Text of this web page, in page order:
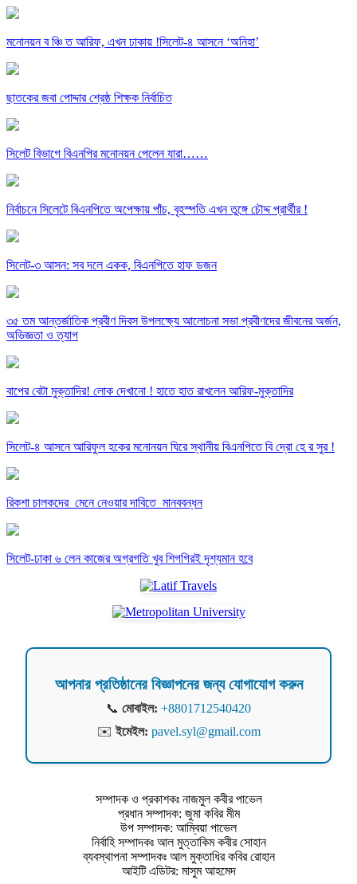
মনোনয়ন ব ঞ্চি ত আরিফ, এখন ঢাকায় !সিলেট-৪ আসনে ‘অনিহা’
ছাতকের জবা পোদ্দার শ্রেষ্ঠ শিক্ষক নির্বাচিত
সিলেট বিভাগে বিএনপির মনোনয়ন পেলেন যারা……
নির্বাচনে সিলেটে বিএনপিতে অপেক্ষায় পাঁচ, বৃহস্পতি এখন তুঙ্গে চৌদ্দ প্রার্থীর !
সিলেট-৩ আসন: সব দলে একক, বিএনপিতে হাফ ডজন
৩৫ তম আন্তর্জাতিক প্রবীণ দিবস উপলক্ষ্যে আলোচনা সভা প্রবীণদের জীবনের অর্জন,
অভিজ্ঞতা ও ত্যাগ
বাপের বেটা মুক্তাদির! লোক দেখানো ! হাতে হাত রাখলেন আরিফ-মুক্তাদির
সিলেট-৪ আসনে আরিফুল হকের মনোনয়ন ঘিরে স্থানীয় বিএনপিতে বি দ্রো হে র সুর !
রিকশা চালকদের মেনে নেওয়ার দাবিতে মানববন্ধন
সিলেট-ঢাকা ৬ লেন কাজের অগ্রগতি খুব শিগগিরই দৃশ্যমান হবে
আপনার প্রতিষ্ঠানের বিজ্ঞাপনের জন্য যোগাযোগ করুন
📞 মোবাইল: +8801712540420
✉️ইমেইল: pavel.syl@gmail.com
সম্পাদক ও প্রকাশকঃ নাজমুল কবীর পাভেল
প্রধান সম্পাদক: জুমা কবির মীম
উপ সম্পাদক: আম্বিয়া পাভেল
নির্বাহি সম্পাদকঃ আল মুত্তাকিম কবীর সোহান
ব্যবস্থাপনা সম্পাদকঃ আল মুক্তাধির কবির রোহান
আইটি এডিটর: মাসুম আহমেদ